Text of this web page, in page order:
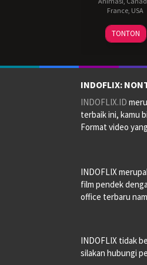
France, USA
6
Dec
Renner
TONTON
INDOFLIX:
INDOFLIX.ID
terbaik ini, kamu
Format video
INDOFLIX
film pendek
office terbaru
INDOFLIX tidak
silakan hubungi